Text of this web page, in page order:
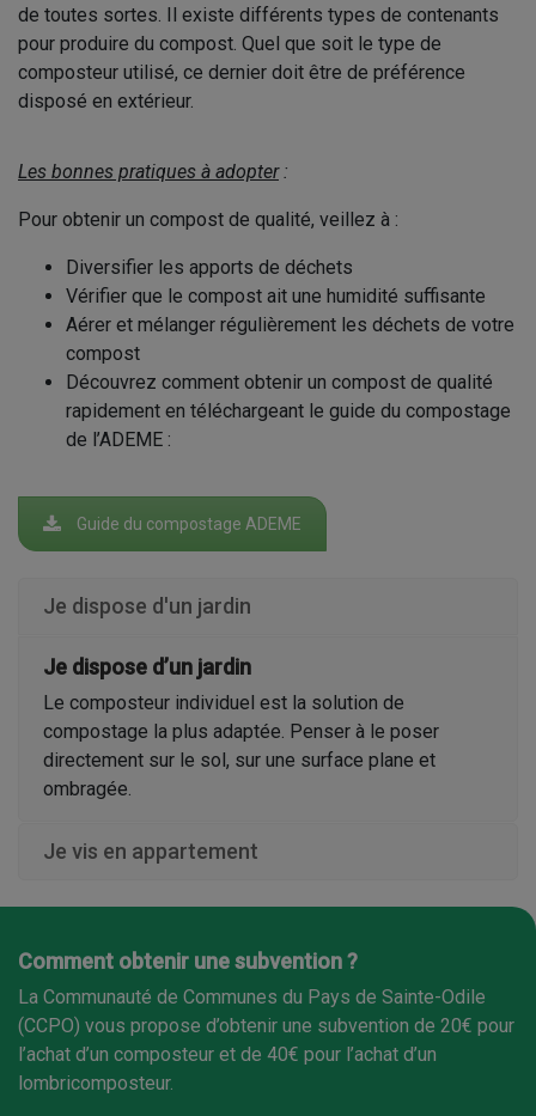
de toutes sortes. Il existe différents types de contenants
pour produire du compost. Quel que soit le type de
composteur utilisé, ce dernier doit être de préférence
disposé en extérieur.
Les bonnes pratiques à adopter:
Pour obtenir un compost de qualité, veillez à :
Diversifier les apports de déchets
Vérifier que le compost ait une humidité suffisante
Aérer et mélanger régulièrement les déchets de votre
compost
Découvrez comment obtenir un compost de qualité
rapidement en téléchargeant le guide du compostage
de l’ADEME :
Guide du compostage ADEME
Je dispose d'un jardin
Je dispose d’un jardin
Le composteur individuel est la solution de
compostage la plus adaptée. Penser à le poser
directement sur le sol, sur une surface plane et
ombragée.
Je vis en appartement
Comment obtenir une subvention ?
La Communauté de Communes du Pays de Sainte-Odile
(CCPO) vous propose d’obtenir une subvention de 20€ pour
l’achat d’un composteur et de 40€ pour l’achat d’un
lombricomposteur.